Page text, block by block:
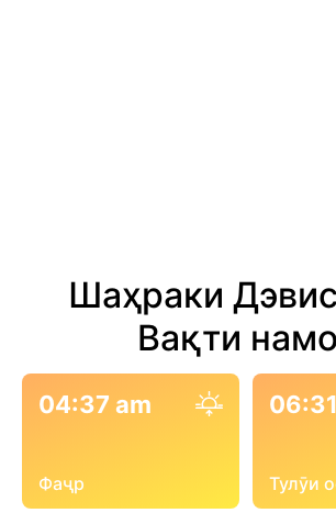
Шаҳраки
Вақти
04:37 am
Фаҷр Тулӯи